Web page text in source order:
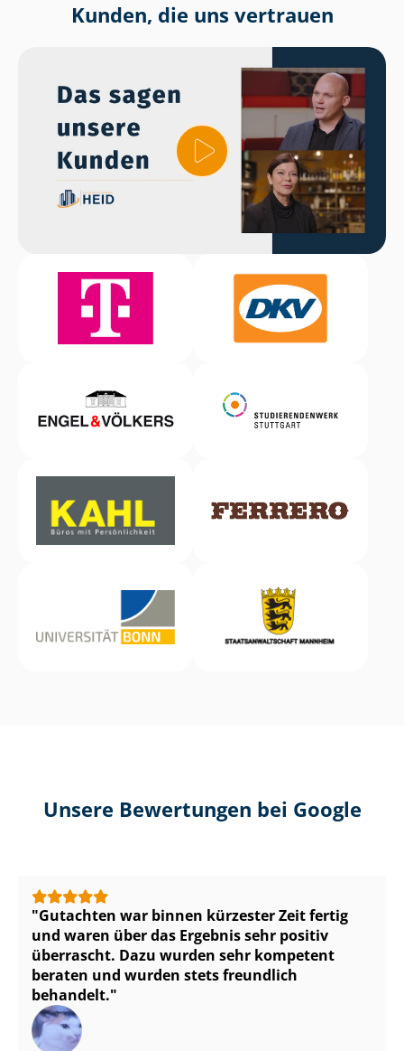
Kunden, die uns vertrauen
Unsere Bewertungen bei Google
Gutachten war binnen kürzester Zeit fertig
und waren über das Ergebnis sehr positiv
überrascht. Dazu wurden sehr kompetent
beraten und wurden stets freundlich
behandelt.